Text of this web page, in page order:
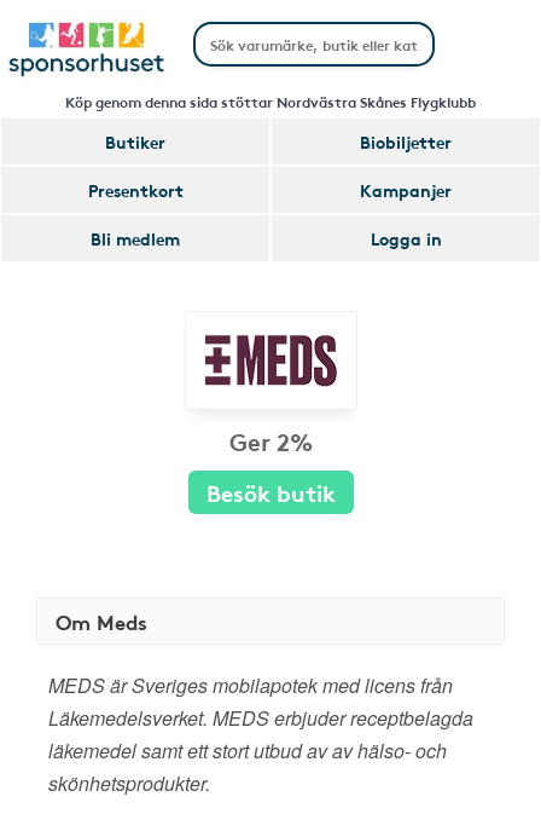
Köp genom denna sida stöttar Nordvästra Skånes Flygklubb
Butiker
Biobiljetter
Presentkort
Kampanjer
Bli medlem
Logga in
Ger 2%
Besök butik
Om Meds
MEDS är Sveriges mobilapotek med licens från
Läkemedelsverket. MEDS erbjuder receptbelagda
läkemedel samt ett stort utbud av av hälso- och
skönhetsprodukter.